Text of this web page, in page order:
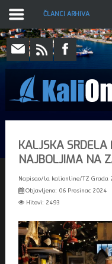
ČLANCI ARHIVA
KALJSKA
NAJBOLJIMA NA
Napisao/la kalionline/TZ Grada
Objavljeno: 06 Prosinac 2024
Hitovi: 2493